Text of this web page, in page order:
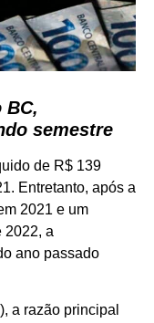
BC,
semestre
de R$ 139
Entretanto, após a
2021 e um
2022, a
ano passado
a razão principal